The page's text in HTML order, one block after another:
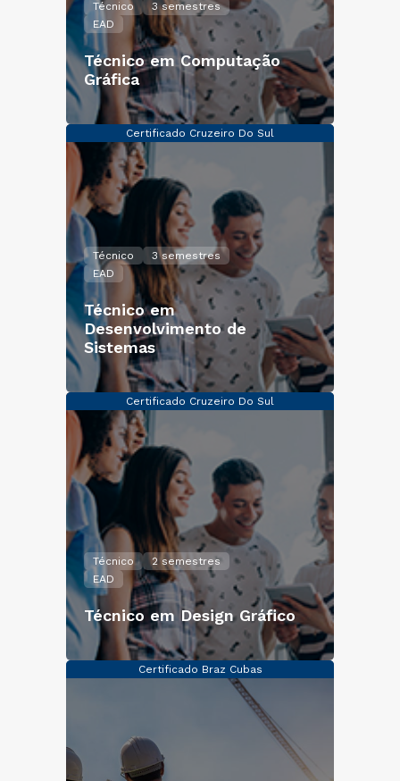
Técnico
3 semestres
EAD
Técnico em Computação
Gráfica
Certificado Cruzeiro Do Sul
Técnico
3 semestres
EAD
Técnico em
Desenvolvimento de
Sistemas
Certificado Cruzeiro Do Sul
Técnico
2 semestres
EAD
Técnico em Design Gráfico
Certificado Braz Cubas